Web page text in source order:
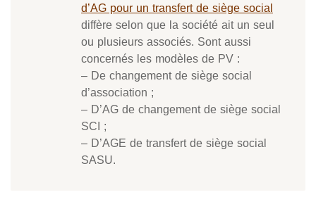
d’AG pour un transfert de siège social
diffère selon que la société ait un seul
ou plusieurs associés. Sont aussi
concernés les modèles de PV :
– De changement de siège social
d’association ;
– D’AG de changement de siège social
SCI ;
– D’AGE de transfert de siège social
SASU.